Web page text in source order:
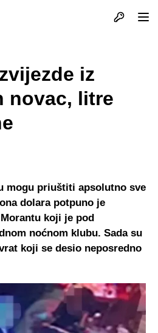
Otvori profil
iz
novac, litre
mogu priuštiti apsolutno sve
dolara potpuno je
koji je pod
noćnom klubu. Sada su
koji se desio neposredno